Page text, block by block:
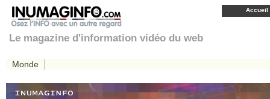
Accueil
Le magazine d'information vidéo du web
Monde